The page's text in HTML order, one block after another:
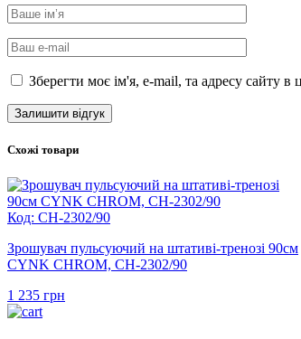
Зберегти моє ім'я, e-mail, та адресу сайту в
Схожі товари
Код: CH-2302/90
Зрошувач пульсуючий на штативі-тренозі 90см
CYNK CHROM, CH-2302/90
1 235 грн